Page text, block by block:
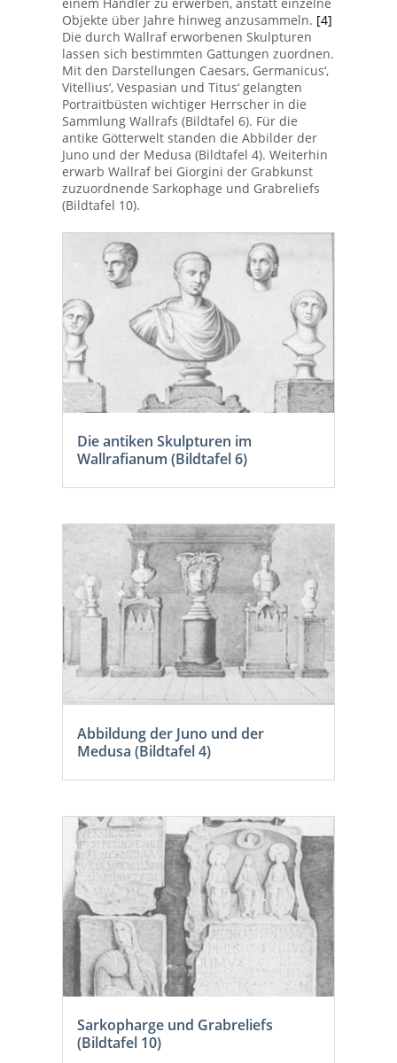
Objekte über Jahre hinweg anzusammeln. [4]
Die durch Wallraf erworbenen Skulpturen
lassen sich bestimmten Gattungen zuordnen.
Mit den Darstellungen Caesars, Germanicus‘,
Vitellius‘, Vespasian und Titus‘ gelangten
Portraitbüsten wichtiger Herrscher in die
Sammlung Wallrafs (Bildtafel 6). Für die
antike Götterwelt standen die Abbilder der
Juno und der Medusa (Bildtafel 4). Weiterhin
erwarb Wallraf bei Giorgini der Grabkunst
zuzuordnende Sarkophage und Grabreliefs
(Bildtafel 10).
Die antiken Skulpturen im
Wallrafianum (Bildtafel 6)
Abbildung der Juno und der
Medusa (Bildtafel 4)
Sarkopharge und Grabreliefs
(Bildtafel 10)